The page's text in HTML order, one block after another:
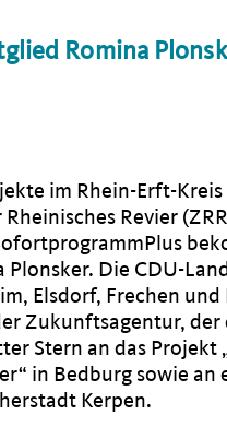
Romina
im Rhein-Erft-
Revier
Plonsker. Die CDU-
Elsdorf, Frechen
Zukunftsagentur, der
Stern an das Projekt
in Bedburg sowie an
Kerpen.